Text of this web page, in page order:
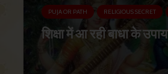
PUJA OR PATH RELIGIOUS SECRET
शिक्षा में आ रही बाधा के उपाय